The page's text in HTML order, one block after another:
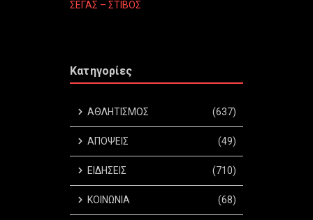
ΣΕΓΑΣ – ΣΤΙΒΟΣ
Κατηγορίες
ΑΘΛΗΤΙΣΜΟΣ (637)
ΑΠΟΨΕΙΣ (49)
ΕΙΔΗΣΕΙΣ (710)
ΚΟΙΝΩΝΙΑ (68)